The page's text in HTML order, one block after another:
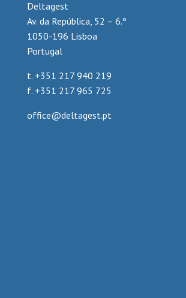
Deltagest
Av. da República, 52 – 6.º
1050-196 Lisboa
Portugal
t. +351 217 940 219
f. +351 217 965 725
office@deltagest.pt